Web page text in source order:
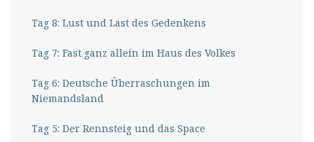
Tag 8: Lust und Last des Gedenkens
Tag 7: Fast ganz allein im Haus des Volkes
Tag 6: Deutsche Überraschungen im
Niemandsland
Tag 5: Der Rennsteig und das Space